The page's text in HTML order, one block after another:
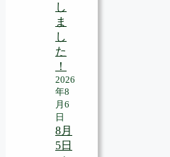
し
ま
し
た
！
2026
年8
月6
日
8月
5日